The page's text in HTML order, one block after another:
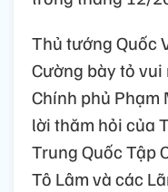
Thủ tướng Quốc
Cường bày tỏ
Chính phủ Phạm
lời thăm hỏi của
Trung Quốc Tập
Tô Lâm và các